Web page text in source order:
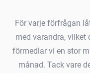
För varje förfrågan
med varandra, vilket
förmedlar vi en stor
månad. Tack vare